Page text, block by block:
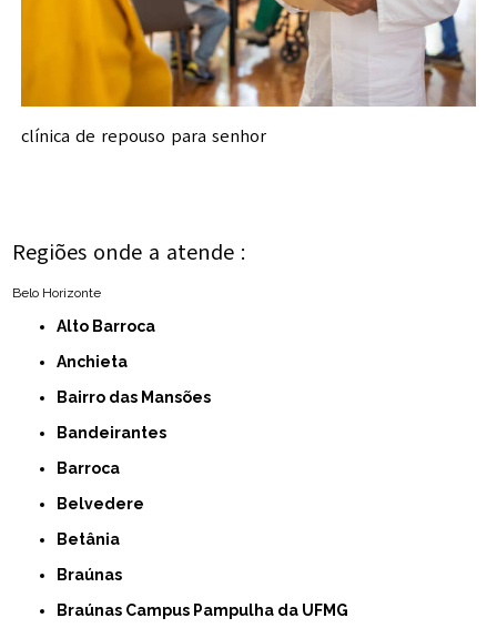
clínica de repouso para senhor
Regiões onde a atende :
Belo Horizonte
Alto Barroca
Anchieta
Bairro das Mansões
Bandeirantes
Barroca
Belvedere
Betânia
Braúnas
Braúnas Campus Pampulha da UFMG